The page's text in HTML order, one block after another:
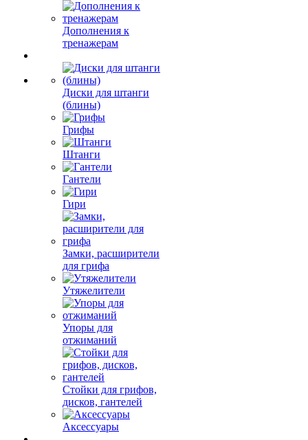
Дополнения к
тренажерам
Диски для штанги
(блины)
Грифы
Штанги
Гантели
Гири
Замки, расширители
для грифа
Утяжелители
Упоры для
отжиманий
Стойки для грифов,
дисков, гантелей
Аксессуары